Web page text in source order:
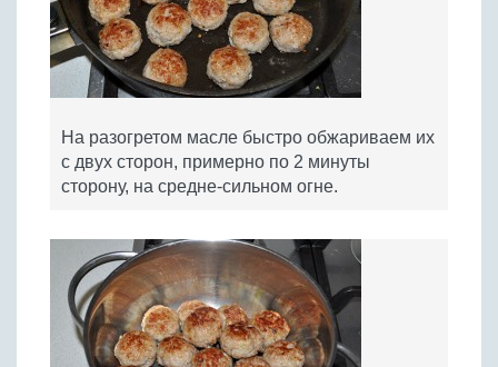
На разогретом масле быстро обжариваем их
с двух сторон, примерно по 2 минуты
сторону, на средне-сильном огне.